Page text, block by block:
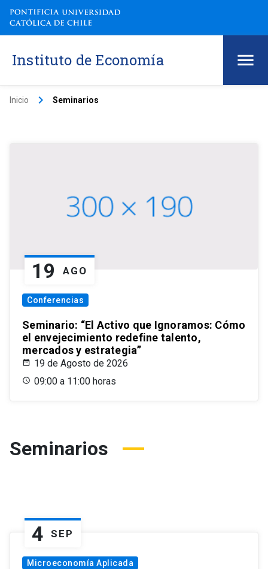
Instituto de Economía
Inicio keyboard_arrow_right Seminarios
19 AGO
Conferencias
Seminario: “El Activo que Ignoramos: Cómo
el envejecimiento redefine talento,
mercados y estrategia”
19 de Agosto de 2026
09:00 a 11:00 horas
Seminarios
4 SEP
Microeconomía Aplicada